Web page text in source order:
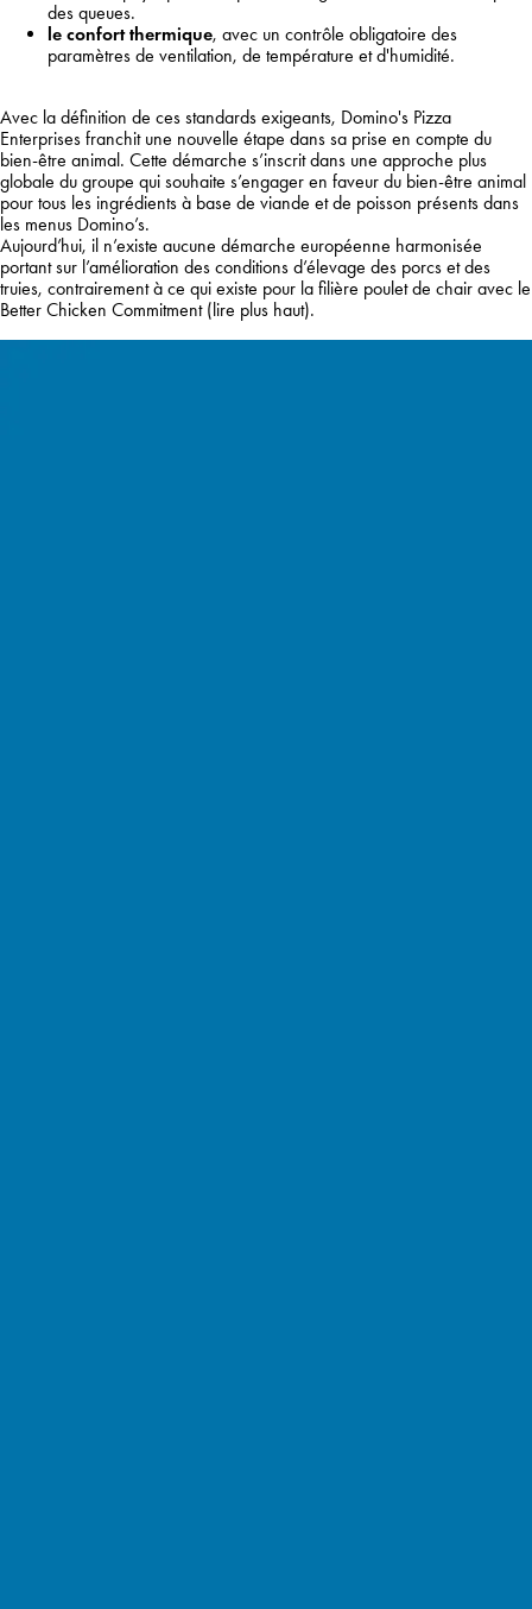
des queues.
le confort thermique, avec un contrôle obligatoire des
paramètres de ventilation, de température et d'humidité.
Avec la définition de ces standards exigeants, Domino's Pizza
Enterprises franchit une nouvelle étape dans sa prise en compte du
bien-être animal. Cette démarche s’inscrit dans une approche plus
globale du groupe qui souhaite s’engager en faveur du bien-être animal
pour tous les ingrédients à base de viande et de poisson présents dans
les menus Domino’s.
Aujourd’hui, il n’existe aucune démarche européenne harmonisée
portant sur l’amélioration des conditions d’élevage des porcs et des
truies, contrairement à ce qui existe pour la filière poulet de chair avec le
Better Chicken Commitment (lire plus haut).